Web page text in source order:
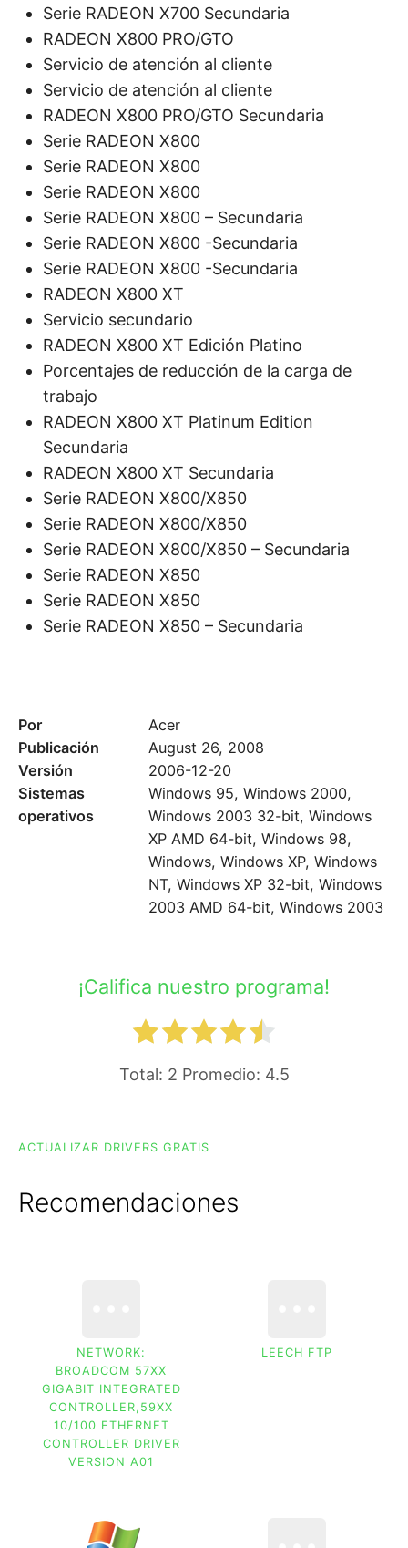
Serie RADEON X700 Secundaria
RADEON X800 PRO/GTO
Servicio de atención al cliente
Servicio de atención al cliente
RADEON X800 PRO/GTO Secundaria
Serie RADEON X800
Serie RADEON X800
Serie RADEON X800
Serie RADEON X800 – Secundaria
Serie RADEON X800 -Secundaria
Serie RADEON X800 -Secundaria
RADEON X800 XT
Servicio secundario
RADEON X800 XT Edición Platino
Porcentajes de reducción de la carga de
trabajo
RADEON X800 XT Platinum Edition
Secundaria
RADEON X800 XT Secundaria
Serie RADEON X800/X850
Serie RADEON X800/X850
Serie RADEON X800/X850 – Secundaria
Serie RADEON X850
Serie RADEON X850
Serie RADEON X850 – Secundaria
Por
Acer
Publicación
August 26, 2008
Versión
2006-12-20
Sistemas
operativos
Windows 95, Windows 2000,
Windows 2003 32-bit, Windows
XP AMD 64-bit, Windows 98,
Windows, Windows XP, Windows
NT, Windows XP 32-bit, Windows
2003 AMD 64-bit, Windows 2003
¡Califica nuestro programa!
Total: 2 Promedio: 4.5
ACTUALIZAR DRIVERS GRATIS
Recomendaciones
NETWORK:
BROADCOM 57XX
GIGABIT INTEGRATED
CONTROLLER,59XX
10/100 ETHERNET
CONTROLLER DRIVER
VERSION A01
LEECH FTP